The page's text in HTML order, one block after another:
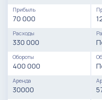
Прибыль
70 000
Расходы
330 000
Обороты
400 000
Аренда
30000